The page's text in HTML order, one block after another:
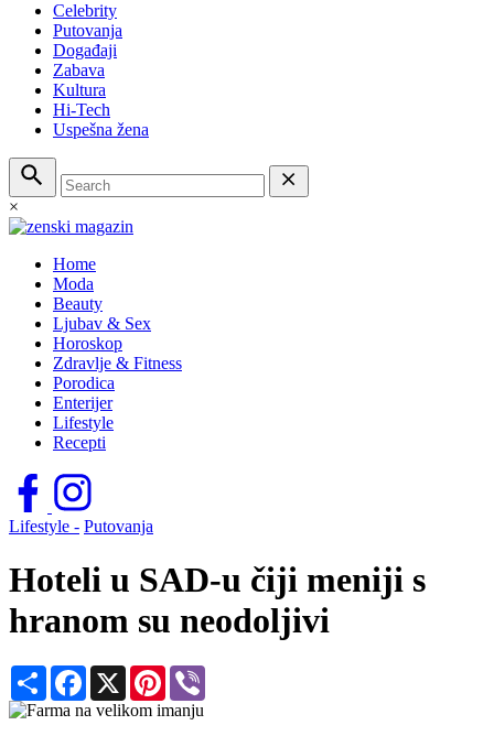
Celebrity
Putovanja
Događaji
Zabava
Kultura
Hi-Tech
Uspešna žena
×
Home
Moda
Beauty
Ljubav & Sex
Horoskop
Zdravlje & Fitness
Porodica
Enterijer
Lifestyle
Recepti
Lifestyle - Putovanja
Hoteli u SAD-u čiji meniji s
hranom su neodoljivi
Share Facebook
X Pinterest